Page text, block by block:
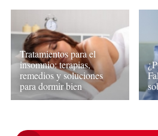
Tratamientos para el
insomnio: terapias,
remedios y soluciones
para dormir bien